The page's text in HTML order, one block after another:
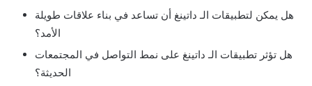
هل يمكن لتطبيقات الـ داتينغ أن تساعد في بناء علاقات طويلة
الأمد؟
هل تؤثر تطبيقات الـ داتينغ على نمط التواصل في المجتمعات
الحديثة؟